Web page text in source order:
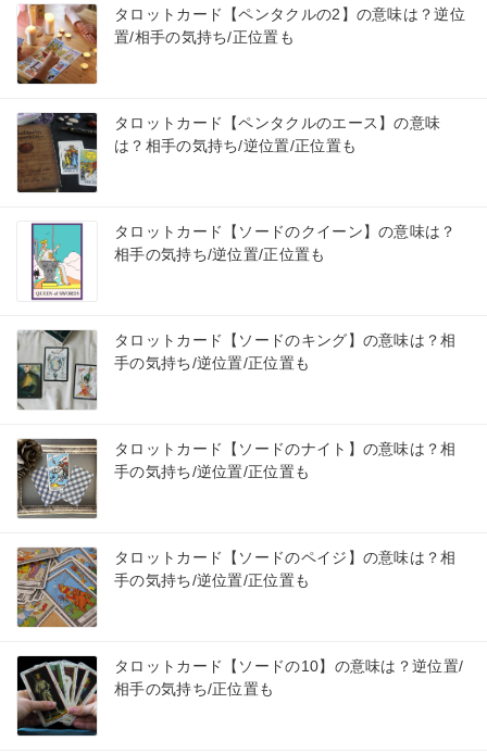
タロットカード【ペンタクルの2】の意味は？逆位
置/相手の気持ち/正位置も
タロットカード【ペンタクルのエース】の意味
は？相手の気持ち/逆位置/正位置も
タロットカード【ソードのクイーン】の意味は？
相手の気持ち/逆位置/正位置も
タロットカード【ソードのキング】の意味は？相
手の気持ち/逆位置/正位置も
タロットカード【ソードのナイト】の意味は？相
手の気持ち/逆位置/正位置も
タロットカード【ソードのペイジ】の意味は？相
手の気持ち/逆位置/正位置も
タロットカード【ソードの10】の意味は？逆位置/
相手の気持ち/正位置も